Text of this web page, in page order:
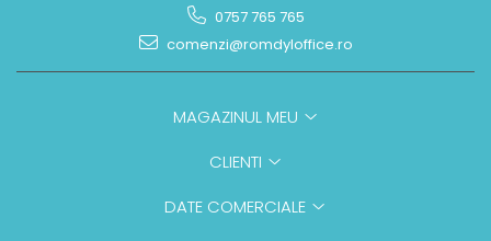
0757 765 765
comenzi@romdyloffice.ro
MAGAZINUL MEU
CLIENTI
DATE COMERCIALE